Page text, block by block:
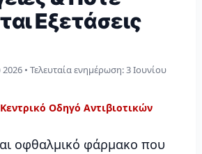
Εξετάσεις
2026 • Τελευταία ενημέρωση:3 Ιουνίου
Οδηγό Αντιβιοτικών
οφθαλμικό φάρμακο που